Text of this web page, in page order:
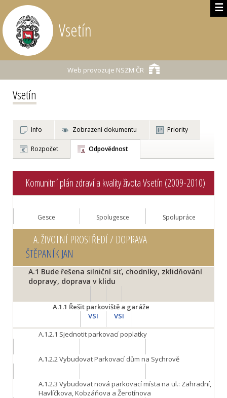
☰
Vsetín
Web provozuje NSZM ČR
Vsetín
Info Zobrazení dokumentu Priority
Rozpočet Odpovědnost
Komunitní plán zdraví a kvality života Vsetín (2009-2010)
Gesce Spolugesce Spolupráce
A.ŽIVOTNÍ PROSTŘEDÍ / DOPRAVA
ŠTĚPANÍK JAN
A.1 Bude řešena silniční siť, chodníky, zklidňování
dopravy, doprava v klidu
A.1.1 Řešit parkoviště a garáže
VSI
VSI
A.1.2.1 Sjednotit parkovací poplatky
A.1.2.2Vybudovat Parkovací dům na Sychrově
A.1.2.3 Vybudovat nová parkovací místa na ul.: Zahradní,
Havlíčkova, Kobzáňova a Žerotínova